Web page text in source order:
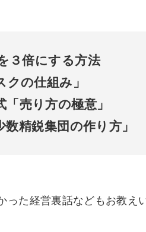
３倍にする方法
の仕組み」
売り方の極意」
精鋭集団の作り方」
た経営裏話などもお教えい